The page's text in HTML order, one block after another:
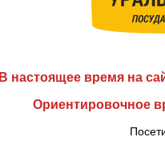
В настоящее время на
Ориентировочное